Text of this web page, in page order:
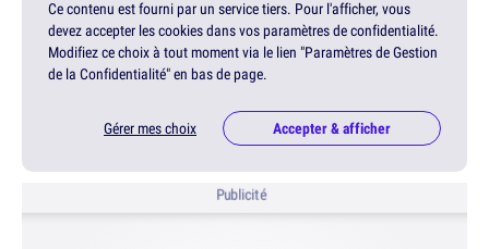
Ce contenu est fourni par un service tiers. Pour l'afficher, vous
devez accepter les cookies dans vos paramètres de confidentialité.
Modifiez ce choix à tout moment via le lien "Paramètres de Gestion
de la Confidentialité" en bas de page.
Gérer mes choix Accepter & afficher
Publicité